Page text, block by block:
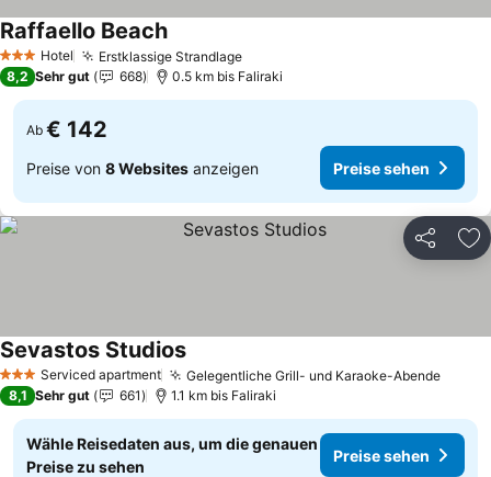
3 SterneHotel Erstklassige StrandlagePreise sehen
Raffaello BeachPreise sehen
8,2 Sehr gut 668 0.5 km bis Faliraki
Ab € 142
Preise von 8 Websites anzeigen Preise sehen
Teilen
3 SterneServiced apartment Gelegentliche Grill- und Karaoke-Abende
Sevastos StudiosPreise sehen
8,1 Sehr gut 661 1.1 km bis Faliraki
Wähle Reisedaten aus, um die genauen
Preise zu sehen
Preise sehen